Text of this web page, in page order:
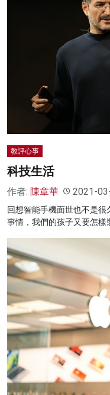
教評心事
科技生活
作者: 陳章華 2021-
回想智能手機面世也不是
事情，我們的孩子又要怎樣